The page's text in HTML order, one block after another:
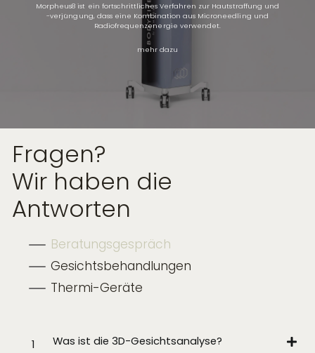
Morpheus8 ist ein fortschrittliches Verfahren zur Hautstraffung und
-verjüngung, dass eine Kombination aus Microneedling und
Radiofrequenzenergie verwendet.
mehr dazu
Fragen?
Wir haben die
Antworten
Beratungsgespräch
Gesichtsbehandlungen
Thermi-Geräte
1 Was ist die 3D-Gesichtsanalyse?